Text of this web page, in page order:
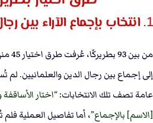
1. انتخاب بإجماع الآراء بين رجال الدين والعلمانيين:
من
إلى إجماع بين رجال الدين والعلمانيين.
عامة تصف تلك الانتخابات: اختار الأساقفة
[الاسم] بالإجماع ، أما تفاصيل العملية